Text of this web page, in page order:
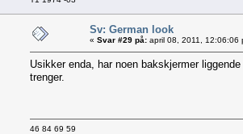
Sv: German look
« Svar #29 på: april 08, 2011, 12:06:06
Usikker enda, har noen bakskjermer
trenger.
46 84 69 59